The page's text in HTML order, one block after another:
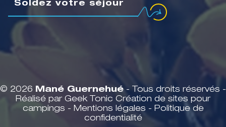
Soldez votre séjour
© 2026 Mané Guernehué- Tous droits réservés -
Réalisé par Geek Tonic Création de sites pour
campings - Mentions légales - Politique de
confidentialité